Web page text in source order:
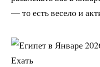
— то есть весело и